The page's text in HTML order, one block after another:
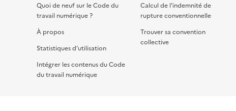
Quoi de neuf sur le Code du
travail numérique ?
À propos
Statistiques d'utilisation
Intégrer les contenus du Code
du travail numérique
Calcul de l'indemnité de
rupture conventionnelle
Trouver sa convention
collective